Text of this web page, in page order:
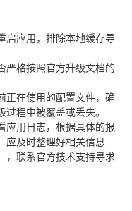
启应用，排除本地缓存导
严格按照官方升级文档的
正在使用的配置文件，确
程中被覆盖或丢失。
应用日志，根据具体的报
应及时整理好相关信息
，联系官方技术支持寻求